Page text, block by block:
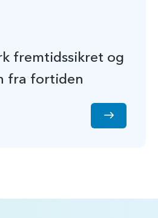
fremtidssikret og
fra fortiden